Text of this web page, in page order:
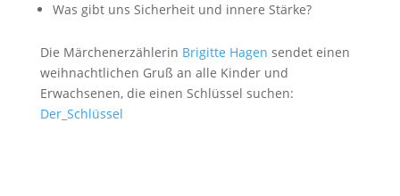
Was gibt uns Sicherheit und innere Stärke?
Die Märchenerzählerin Brigitte Hagen sendet einen
weihnachtlichen Gruß an alle Kinder und
Erwachsenen, die einen Schlüssel suchen:
Der_Schlüssel